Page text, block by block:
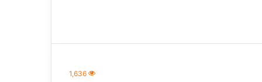
1,636